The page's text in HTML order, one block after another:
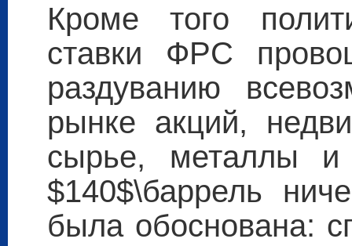
Кроме того
ставки ФРС
раздуванию
рынке акций,
сырье, металлы
$140$\баррель
была обоснована: